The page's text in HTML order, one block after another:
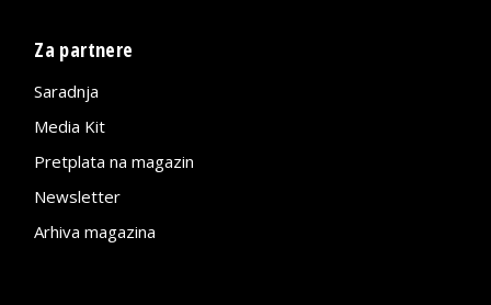
Za partnere
Saradnja
Media Kit
Pretplata na magazin
Newsletter
Arhiva magazina